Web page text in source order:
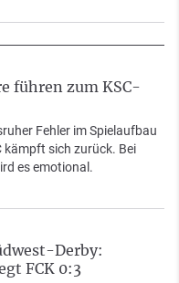
führen zum KSC-
Fehler im Spielaufbau
kämpft sich zurück. Bei
es emotional.
Derby:
FCK 0:3